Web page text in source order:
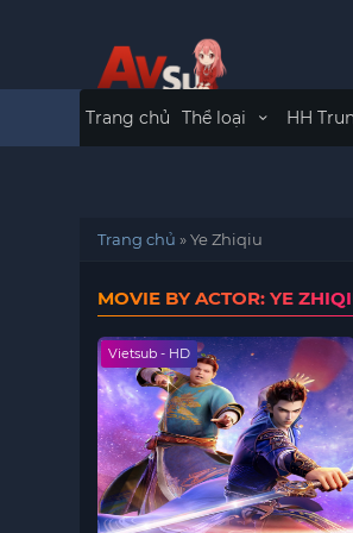
Trang chủ Thể loại HH
Trang chủ »Ye Zhiqiu
MOVIE BY ACTOR: YE
Vietsub - HD